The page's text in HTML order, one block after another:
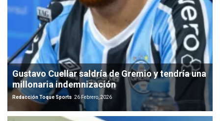
Gustavo Cuellar saldría de Gremio y tendría una
millonaria indemnización
Redacción Toque Sports 26 Febrero, 2026